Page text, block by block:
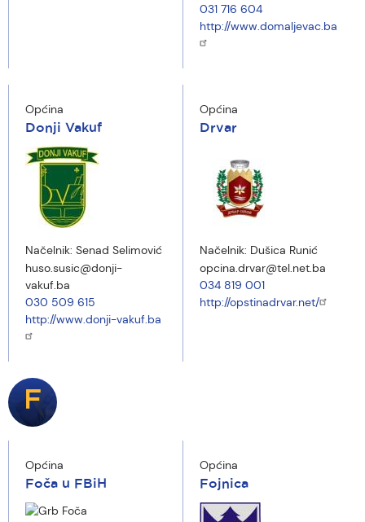
031 716 604
http://www.domaljevac.ba
Općina
Donji Vakuf
Načelnik: Senad Selimović
huso.susic@donji-
vakuf.ba
030 509 615
http://www.donji-vakuf.ba
Općina
Drvar
Načelnik: Dušica Runić
opcina.drvar@tel.net.ba
034 819 001
http://opstinadrvar.net/
F
Općina
Foča u FBiH
Općina
Fojnica